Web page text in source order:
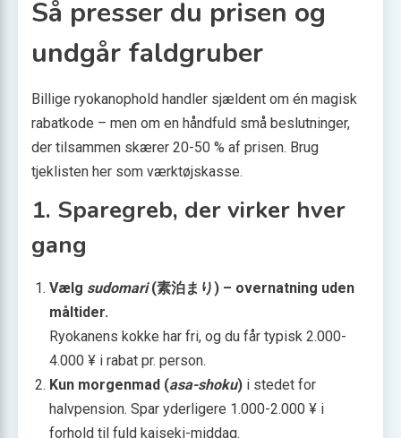
Så presser du prisen og
undgår faldgruber
Billige ryokanophold handler sjældent om én magisk
rabatkode – men om en håndfuld små beslutninger,
der tilsammen skærer 20-50 % af prisen. Brug
tjeklisten her som værktøjskasse.
1. Sparegreb, der virker hver
gang
Vælg sudomari(素泊まり) – overnatning uden
måltider.
Ryokanens kokke har fri, og du får typisk 2.000-
4.000 ¥ i rabat pr. person.
Kun morgenmad (asa-shoku) i stedet for
halvpension. Spar yderligere 1.000-2.000 ¥ i
forhold til fuld kaiseki-middag.